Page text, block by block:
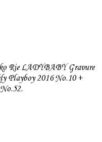
Rie LADYBABY Gravure
Playboy 2016 No.10 +